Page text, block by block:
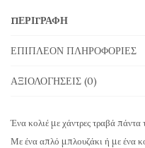
και
ΠΕΡΙΓΡΑΦΉ
ΕΠΙΠΛΈΟΝ ΠΛΗΡΟΦΟΡΊΕΣ
ΑΞΙΟΛΟΓΉΣΕΙΣ (0)
Ένα κολιέ με χάντρες τραβά πάντα
Με ένα απλό μπλουζάκι ή με ένα